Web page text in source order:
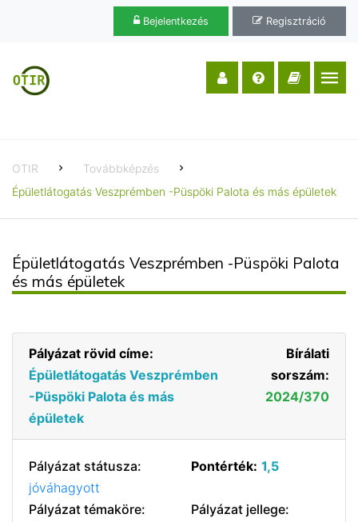
Bejelentkezés Regisztráció
OTIR
Továbbképzés
Épületlátogatás Veszprémben -Püspöki Palota és más épületek
Épületlátogatás Veszprémben -Püspöki Palota
és más épületek
Pályázat rövid címe:
Épületlátogatás Veszprémben
-Püspöki Palota és más
épületek
Bírálati
sorszám:
2024/370
Pályázat státusza:
jóváhagyott
Pontérték: 1,5
Pályázat témaköre:
Pályázat jellege: